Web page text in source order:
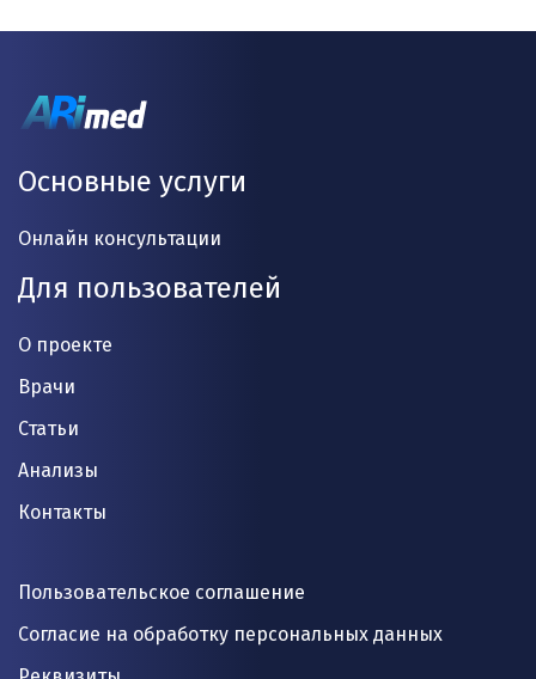
Основные услуги
Онлайн консультации
Для пользователей
О проекте
Врачи
Статьи
Анализы
Контакты
Пользовательское соглашение
Согласие на обработку персональных данных